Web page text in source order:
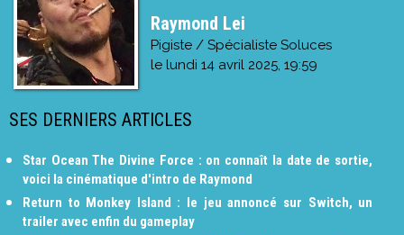
Raymond Lei
Pigiste / Spécialiste Soluces
le lundi 14 avril 2025, 19:59
SES DERNIERS ARTICLES
Star Ocean The Divine Force : on connaît la date de sortie,
voici la cinématique d'intro de Raymond
Return to Monkey Island : le jeu annoncé sur Switch, un
trailer avec enfin du gameplay